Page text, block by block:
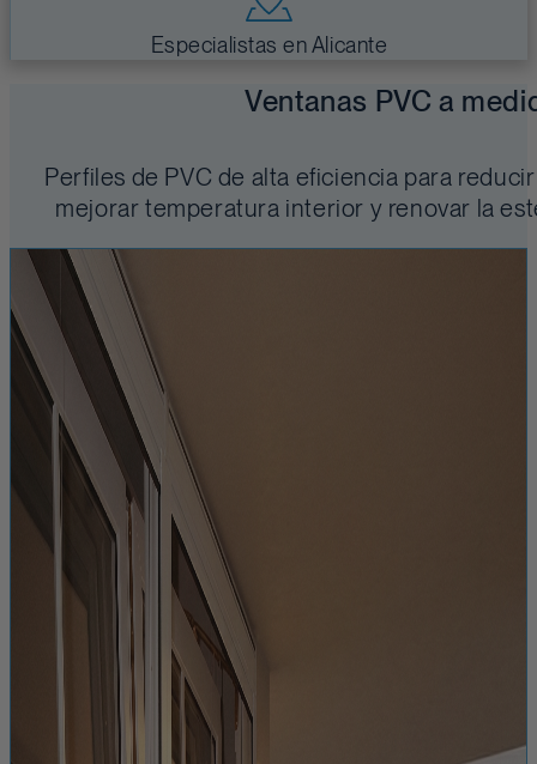
Especialistas en Alicante
Ventanas PVC a
Perfiles de PVC de alta eficiencia para
mejorar temperatura interior y renovar la